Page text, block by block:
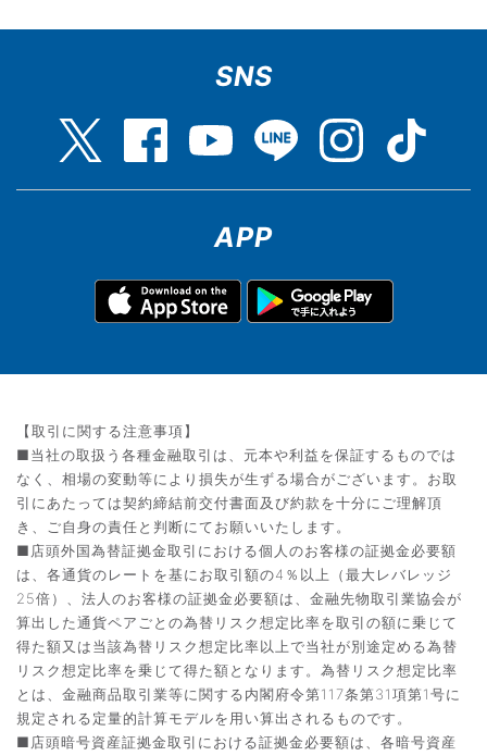
SNS
APP
【取引に関する注意事項】
■当社の取扱う各種金融取引は、元本や利益を保証するものでは
なく、相場の変動等により損失が生ずる場合がございます。お取
引にあたっては契約締結前交付書面及び約款を十分にご理解頂
き、ご自身の責任と判断にてお願いいたします。
■店頭外国為替証拠金取引における個人のお客様の証拠金必要額
は、各通貨のレートを基にお取引額の4％以上（最大レバレッジ
25倍）、法人のお客様の証拠金必要額は、金融先物取引業協会が
算出した通貨ペアごとの為替リスク想定比率を取引の額に乗じて
得た額又は当該為替リスク想定比率以上で当社が別途定める為替
リスク想定比率を乗じて得た額となります。為替リスク想定比率
とは、金融商品取引業等に関する内閣府令第117条第31項第1号に
規定される定量的計算モデルを用い算出されるものです。
■店頭暗号資産証拠金取引における証拠金必要額は、各暗号資産